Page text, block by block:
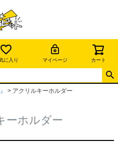
に入り マイページ カート
アクリルキーホルダー
ーホルダー